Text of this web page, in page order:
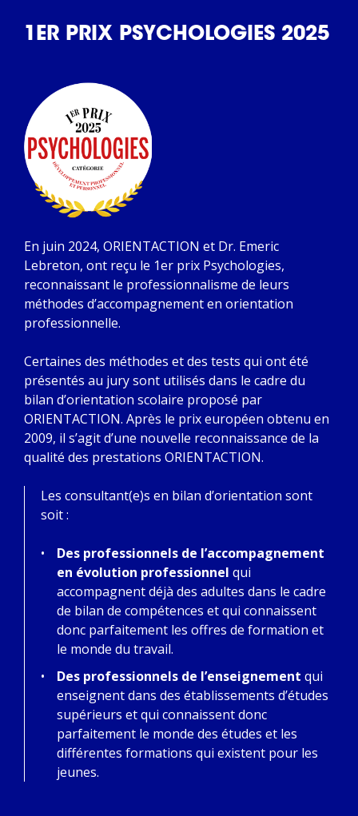
1ER PRIX PSYCHOLOGIES 2025
En juin 2024, ORIENTACTION et Dr. Emeric
Lebreton, ont reçu le 1er prix Psychologies,
reconnaissant le professionnalisme de leurs
méthodes d’accompagnement en orientation
professionnelle.
Certaines des méthodes et des tests qui ont été
présentés au jury sont utilisés dans le cadre du
bilan d’orientation scolaire proposé par
ORIENTACTION. Après le prix européen obtenu en
2009, il s’agit d’une nouvelle reconnaissance de la
qualité des prestations ORIENTACTION.
Les consultant(e)s en bilan d’orientation sont
soit :
Des professionnels de l’accompagnement
en évolution professionnel qui
accompagnent déjà des adultes dans le cadre
de bilan de compétences et qui connaissent
donc parfaitement les offres de formation et
le monde du travail.
Des professionnels de l’enseignement qui
enseignent dans des établissements d’études
supérieurs et qui connaissent donc
parfaitement le monde des études et les
différentes formations qui existent pour les
jeunes.